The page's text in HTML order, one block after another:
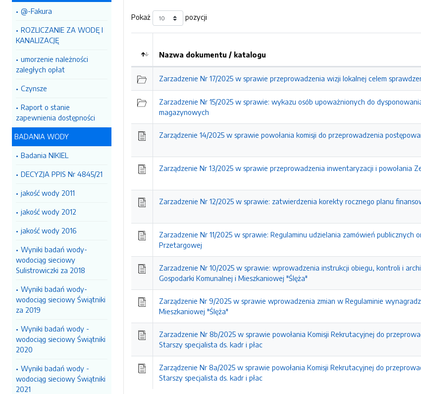
@-Fakura
ROZLICZANIE ZA WODĘ I
KANALIZACJĘ
umorzenie należności
zaległych opłat
Czynsze
Raport o stanie
zapewnienia dostępności
BADANIA WODY
Badania NIKIEL
DECYZJA PPIS Nr 4845/21
jakość wody 2011
jakość wody 2012
jakość wody 2016
Wyniki badań wody-
wodociąg sieciowy
Sulistrowiczki za 2018
Wyniki badań wody-
wodociąg sieciowy Świątniki
za 2019
Wyniki badań wody -
wodociąg sieciowy Świątniki
2020
Wyniki badań wody -
wodociąg sieciowy Świątniki
2021
Pokaż pozycji
Nazwa dokumentu / katalogu
Zarzadzenie Nr 17/2025 w sprawie przeprowadzenia wizji lokalnej celem
Zarzadzenie Nr 15/2025 w sprawie: wykazu osób upoważnionych do
magazynowych
Zarządzenie 14/2025 w sprawie powołania komisji do przeprowadzenia
Zarządzenie Nr 13/2025 w sprawie przeprowadzenia inwentaryzacji i powołania
Zarzadzenie Nr 12/2025 w sprawie: zatwierdzenia korekty rocznego planu
Zarzadzenie Nr 11/2025 w sprawie: Regulaminu udzielania zamówień publicznych
Przetargowej
Zarzadzenie Nr 10/2025 w sprawie: wprowadzenia instrukcji obiegu, kontroli i
Gospodarki Komunalnej i Mieszkaniowej "Ślęża"
Zarządzenie Nr 9/2025 w sprawie wprowadzenia zmian w Regulaminie
Mieszkaniowej "Ślęża"
Zarzadzenie Nr 8b/2025 w sprawie powołania Komisji Rekrutacyjnej do
Starszy specjalista ds. kadr i płac
Zarządzenie Nr 8a/2025 w sprawie powołania Komisji Rekrutacyjnej do
Starszy specjalista ds. kadr i płac